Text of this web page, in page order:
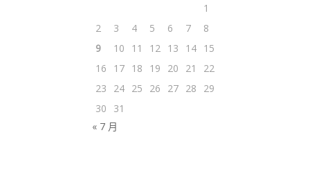
1
2
3 4 5 6 7
8
9
10 11 12 13 14 15
16
17 18 19 20 21
22
23
24 25 26 27 28
29
30
31
« 7 月